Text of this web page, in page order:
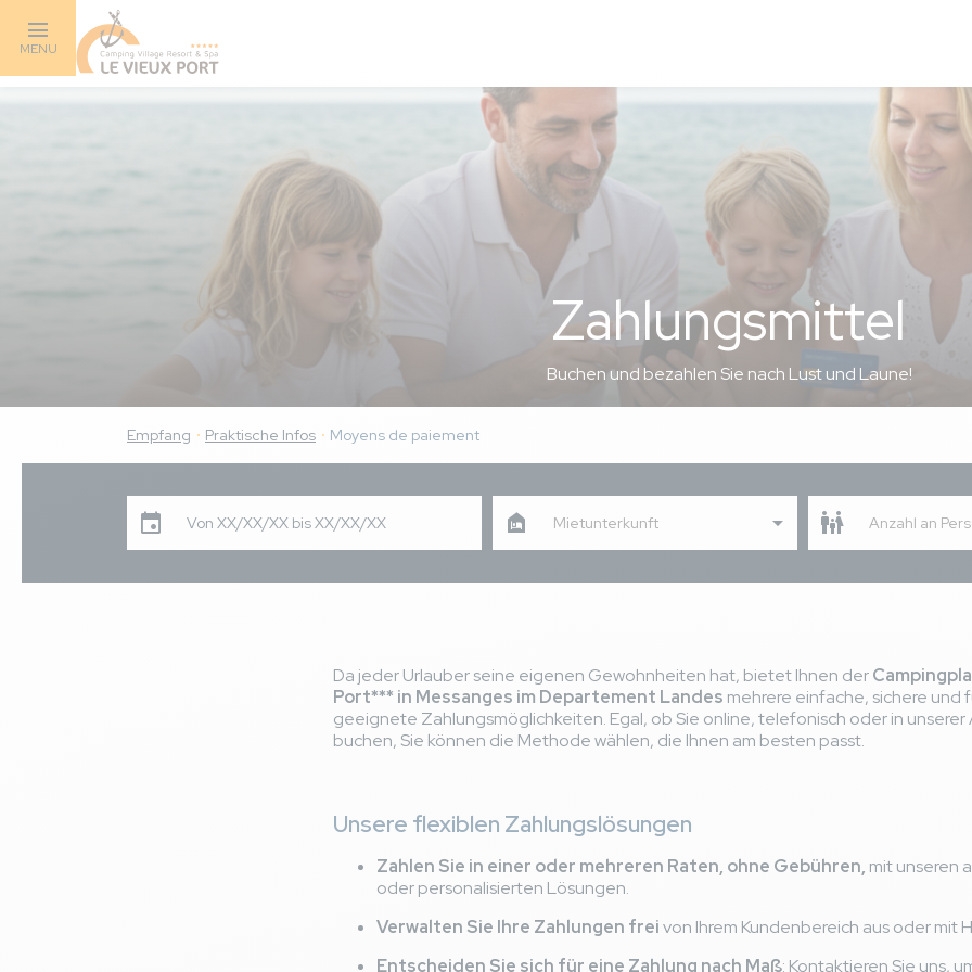
main
content
MENU
Zahlungsmittel
Buchen und bezahlen Sie nach Lust und Laune!
Empfang Praktische Infos Moyens de paiement
Von XX/XX/XX bis XX/XX/XX Mietunterkunft Anzahl an
Da jeder Urlauber seine eigenen Gewohnheiten hat, bietet Ihnen der
Port*** in Messanges im Departement Landes mehrere einfache, sichere und
geeignete Zahlungsmöglichkeiten. Egal, ob Sie online, telefonisch oder in unserer
buchen, Sie können die Methode wählen, die Ihnen am besten passt.
Unsere flexiblen Zahlungslösungen
Zahlen Sie in einer oder mehreren Raten, ohne Gebühren, mit unseren
oder personalisierten Lösungen.
Verwalten Sie Ihre Zahlungen freivon Ihrem Kundenbereich aus oder mit
Entscheiden Sie sich für eine Zahlung nach Maß: Kontaktieren Sie uns,